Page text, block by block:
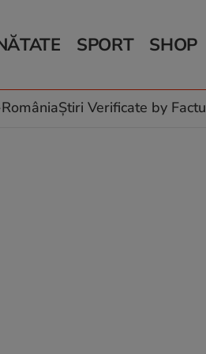
culinare
SPORT SHOP
Știri Verificate by